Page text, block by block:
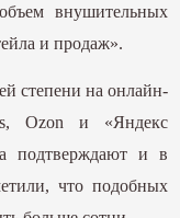
внушительных
и продаж».
степени на онлайн-
Ozon и «Яндекс
подтверждают и в
что подобных